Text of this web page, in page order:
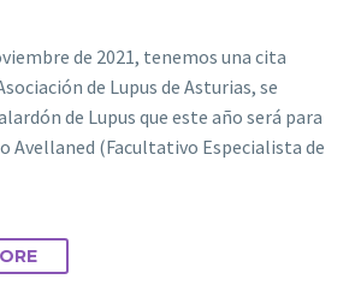
de 2021, tenemos una cita
de Lupus de Asturias, se
de Lupus que este año será para
Avellaned (Facultativo Especialista de